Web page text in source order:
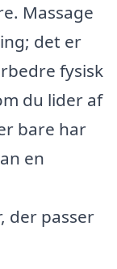
Massage
det er
fysisk
du lider af
bare har
en
der passer